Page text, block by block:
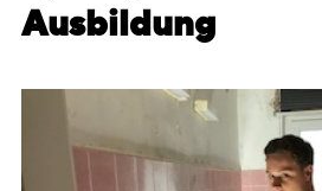
Ausbildung